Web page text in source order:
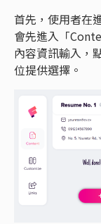
首先，使用者在
會先進入「
內容資訊輸入，
位提供選擇。